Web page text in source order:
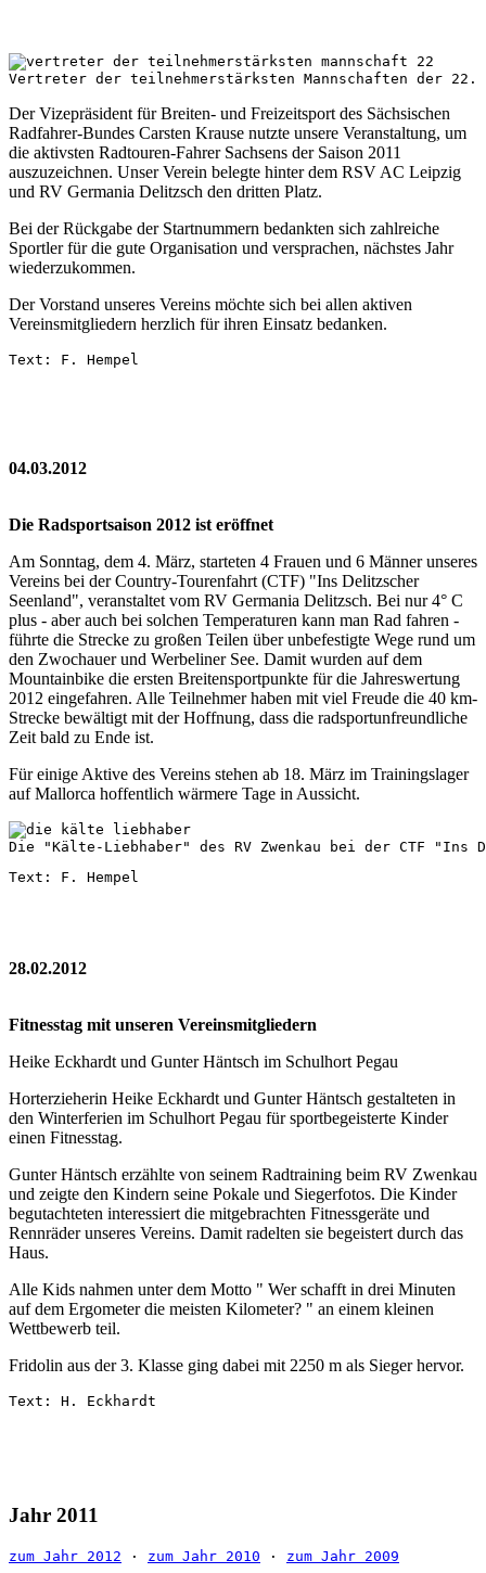
Vertreter der teilnehmerstärksten Mannschaften der 22.
Der Vizepräsident für Breiten- und Freizeitsport des Sächsischen
Radfahrer-Bundes Carsten Krause nutzte unsere Veranstaltung, um
die aktivsten Radtouren-Fahrer Sachsens der Saison 2011
auszuzeichnen. Unser Verein belegte hinter dem RSV AC Leipzig
und RV Germania Delitzsch den dritten Platz.
Bei der Rückgabe der Startnummern bedankten sich zahlreiche
Sportler für die gute Organisation und versprachen, nächstes Jahr
wiederzukommen.
Der Vorstand unseres Vereins möchte sich bei allen aktiven
Vereinsmitgliedern herzlich für ihren Einsatz bedanken.
Text: F. Hempel
04.03.2012
Die Radsportsaison 2012 ist eröffnet
Am Sonntag, dem 4. März, starteten 4 Frauen und 6 Männer unseres
Vereins bei der Country-Tourenfahrt (CTF) "Ins Delitzscher
Seenland", veranstaltet vom RV Germania Delitzsch. Bei nur 4° C
plus - aber auch bei solchen Temperaturen kann man Rad fahren -
führte die Strecke zu großen Teilen über unbefestigte Wege rund um
den Zwochauer und Werbeliner See. Damit wurden auf dem
Mountainbike die ersten Breitensportpunkte für die Jahreswertung
2012 eingefahren. Alle Teilnehmer haben mit viel Freude die 40 km-
Strecke bewältigt mit der Hoffnung, dass die radsportunfreundliche
Zeit bald zu Ende ist.
Für einige Aktive des Vereins stehen ab 18. März im Trainingslager
auf Mallorca hoffentlich wärmere Tage in Aussicht.
Die "Kälte-Liebhaber" des RV Zwenkau bei der CTF "Ins
Text: F. Hempel
28.02.2012
Fitnesstag mit unseren Vereinsmitgliedern
Heike Eckhardt und Gunter Häntsch im Schulhort Pegau
Horterzieherin Heike Eckhardt und Gunter Häntsch gestalteten in
den Winterferien im Schulhort Pegau für sportbegeisterte Kinder
einen Fitnesstag.
Gunter Häntsch erzählte von seinem Radtraining beim RV Zwenkau
und zeigte den Kindern seine Pokale und Siegerfotos. Die Kinder
begutachteten interessiert die mitgebrachten Fitnessgeräte und
Rennräder unseres Vereins. Damit radelten sie begeistert durch das
Haus.
Alle Kids nahmen unter dem Motto " Wer schafft in drei Minuten
auf dem Ergometer die meisten Kilometer? " an einem kleinen
Wettbewerb teil.
Fridolin aus der 3. Klasse ging dabei mit 2250 m als Sieger hervor.
Text: H. Eckhardt
Jahr 2011
zum Jahr 2012 · zum Jahr 2010 · zum Jahr 2009